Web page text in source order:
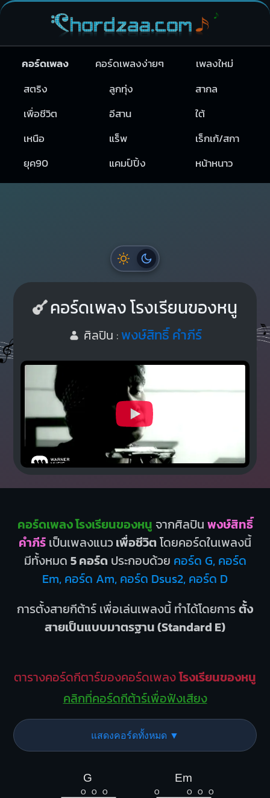
คอร์ดเพลง คอร์ดเพลงง่ายๆ
เพลงใหม่
สตริง
ลูกทุ่ง
สากล
เพื่อชีวิต
อีสาน
ใต้
เหนือ
แร็พ
เร็กเก้/สกา
ยุค90
แคมป์ปิ้ง หน้าหนาว
คอร์ดเพลง โรงเรียนของหนู
ศิลปิน : พงษ์สิทธิ์ คำภีร์
คอร์ดเพลง โรงเรียนของหนู จากศิลปิน พงษ์สิทธิ์
คำภีร์ เป็นเพลงแนวเพื่อชีวิต โดยคอร์ดในเพลงนี้
มีทั้งหมด 5 คอร์ด ประกอบด้วย คอร์ด G, คอร์ด
Em, คอร์ด Am, คอร์ด Dsus2, คอร์ด D
การตั้งสายกีต้าร์ เพื่อเล่นเพลงนี้ ทำได้โดยการตั้ง
สายเป็นแบบมาตรฐาน (Standard E)
ตารางคอร์ดกีตาร์ของคอร์ดเพลงโรงเรียนของหนู
คลิกที่คอร์ดกีต้าร์เพื่อฟังเสียง
แสดงคอร์ดทั้งหมด ▼
G
O O O
Em
O O O O